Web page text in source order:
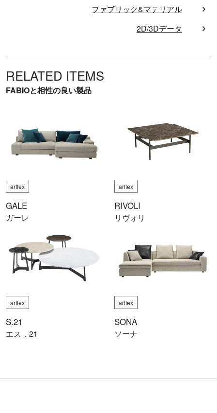
ファブリック&マテリアル
2D/3Dデータ
RELATED ITEMS
FABIOと相性の良い製品
arflex
GALE
ガーレ
arflex
RIVOLI
リヴォリ
arflex
S.21
エス．21
arflex
SONA
ソーナ